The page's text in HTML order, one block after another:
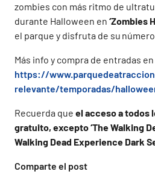
Comparte el post
zombies con más ritmo de
durante Halloween en ‘Zombies
el parque y disfruta de su
Más info y compra de entradas en
https://
relevante/temporadas/
Recuerda que el acceso a todos
gratuito, excepto ‘The Walking
Walking Dead Experience Dark